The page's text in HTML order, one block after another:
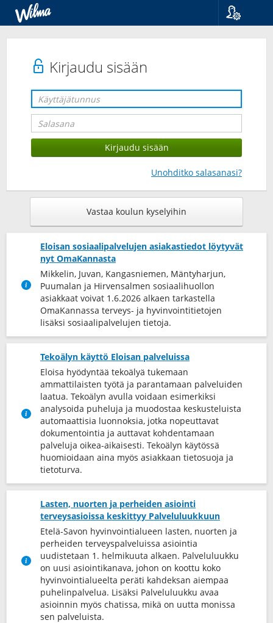
Kirjaudu sisään
Unohditko salasanasi?
Vastaa koulun kyselyihin
Eloisan sosiaalipalvelujen asiakastiedot löytyvät
nyt OmaKannasta
Mikkelin, Juvan, Kangasniemen, Mäntyharjun,
Puumalan ja Hirvensalmen sosiaalihuollon
asiakkaat voivat 1.6.2026 alkaen tarkastella
OmaKannassa terveys-​ ja hyvinvointitietojen
lisäksi sosiaalipalvelujen tietoja.
Tekoälyn käyttö Eloisan palveluissa
Eloisa hyödyntää tekoälyä tukemaan
ammattilaisten työtä ja parantamaan palveluiden
laatua. Tekoälyn avulla voidaan esimerkiksi
analysoida puheluja ja muodostaa keskusteluista
automaattisia luonnoksia, jotka nopeuttavat
dokumentointia ja auttavat kohdentamaan
palveluja oikea-​aikaisesti. Tekoälyn käytössä
huomioidaan aina myös asiakkaan tietosuoja ja
tietoturva.
Lasten, nuorten ja perheiden asiointi
terveysasioissa keskittyy Palveluluukkuun
Etelä-Savon hyvinvointialueen lasten, nuorten ja
perheiden terveyspalveluissa asiointia
uudistetaan 1. helmikuuta alkaen. Palveluluukku
on uusi asiointikanava, johon on koottu koko
hyvinvointialueelta peräti kahdeksan aiempaa
puhelinpalvelua. Lisäksi Palveluluukku avaa
asioinnin myös chatissa, mikä on uutta monissa
sen palveluista.